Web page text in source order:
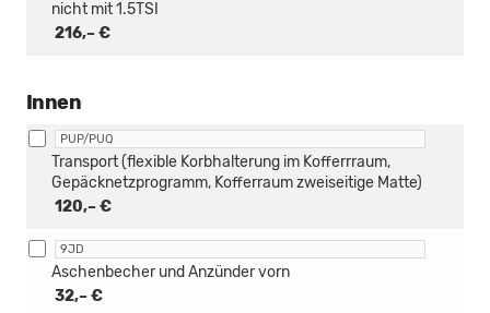
216,– €
nicht mit 1.5TSI
Innen
PUP/PUQ
120,– €
Transport (flexible Korbhalterung im Kofferrraum,
Gepäcknetzprogramm, Kofferraum zweiseitige Matte)
9JD
32,– €
Aschenbecher und Anzünder vorn